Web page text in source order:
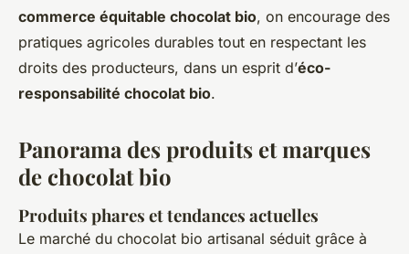
commerce équitable chocolat bio, on encourage des
pratiques agricoles durables tout en respectant les
droits des producteurs, dans un esprit d’éco-
responsabilité chocolat bio.
Panorama des produits et marques
de chocolat bio
Produits phares et tendances actuelles
Le marché du chocolat bio artisanal séduit grâce à